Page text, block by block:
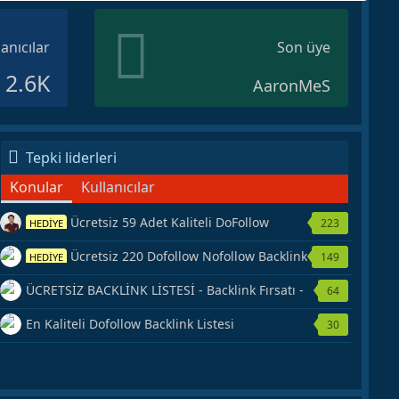
2.6K
Son üye
AaronMeS
Tepki liderleri
Konular
Kullanıcılar
HEDİYE Ücretsiz 59 Adet Kaliteli DoFollow
Backlink Kaynağı Veriyorum.
223
HEDİYE Ücretsiz 220 Dofollow Nofollow Backlink
Veriyorum
149
ÜCRETSİZ BACKLİNK LİSTESİ - Backlink Fırsatı -
Hemen Yetiş!
64
En Kaliteli Dofollow Backlink Listesi 30